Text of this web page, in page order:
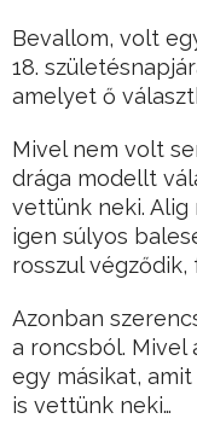
Bevallom, volt
18.
amelyet ő
Mivel nem volt
drága modellt
vettünk neki.
igen súlyos
rosszul
Azonban
a roncsból. Mivel
egy másikat,
is vettünk neki…